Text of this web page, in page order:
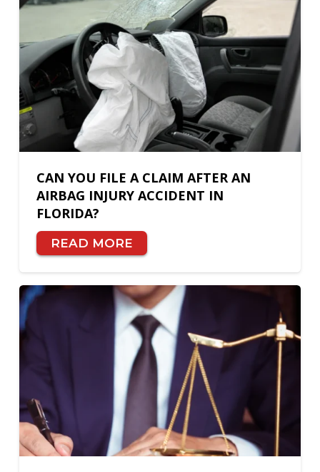
CAN YOU FILE A CLAIM AFTER AN
AIRBAG INJURY ACCIDENT IN
FLORIDA?
READ MORE